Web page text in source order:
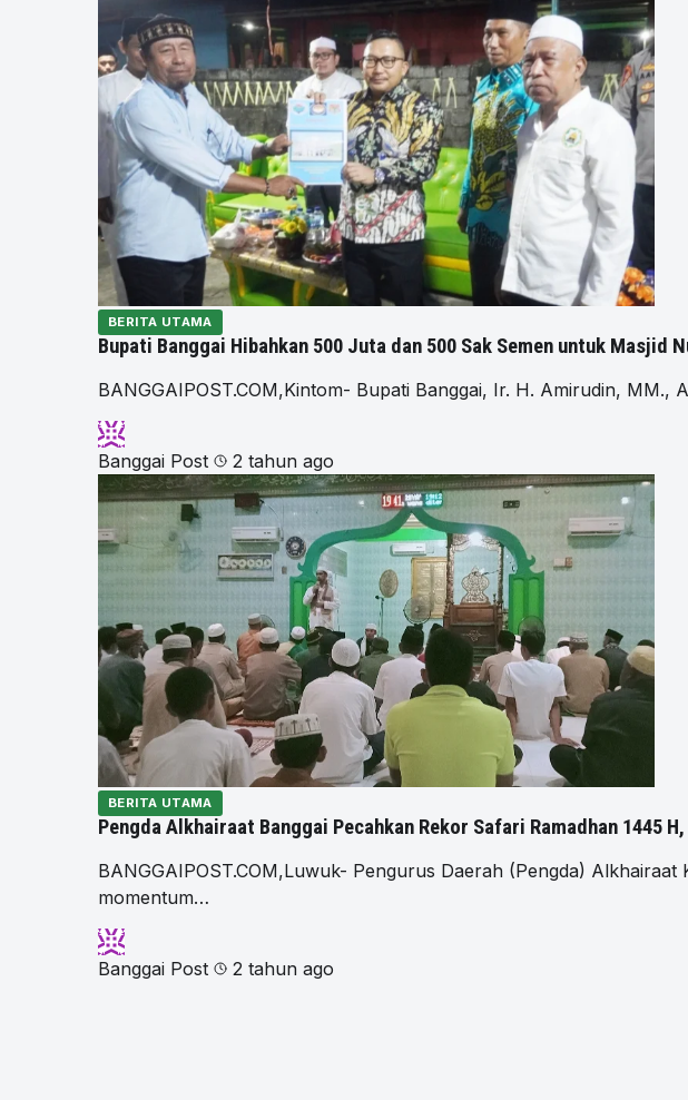
BERITA UTAMA
Bupati Banggai Hibahkan 500 Juta dan 500 Sak Semen untuk Masjid
BANGGAIPOST.COM,Kintom- Bupati Banggai, Ir. H. Amirudin,
Banggai Post 2 tahun ago
BERITA UTAMA
Pengda Alkhairaat Banggai Pecahkan Rekor Safari Ramadhan 1445
BANGGAIPOST.COM,Luwuk- Pengurus Daerah (Pengda)
momentum…
Banggai Post 2 tahun ago